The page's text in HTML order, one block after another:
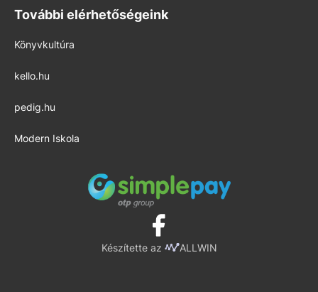
További elérhetőségeink
Könyvkultúra
kello.hu
pedig.hu
Modern Iskola
Készítette az ALLWIN